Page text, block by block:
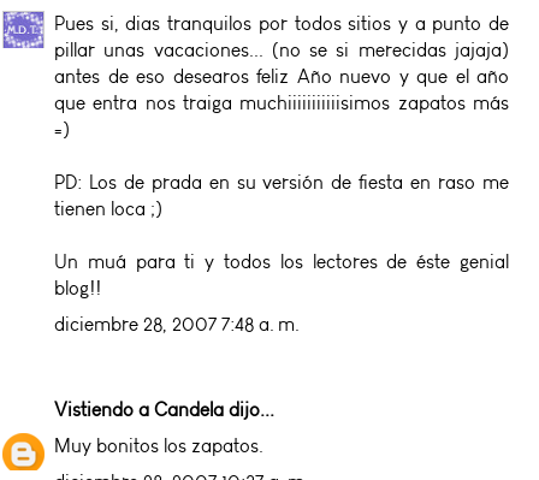
Pues si, dias tranquilos por todos sitios y a punto de
pillar unas vacaciones... (no se si merecidas jajaja)
antes de eso desearos feliz Año nuevo y que el año
que entra nos traiga muchiiiiiiiiiiisimos zapatos más
=)
PD: Los de prada en su versión de fiesta en raso me
tienen loca ;)
Un muá para ti y todos los lectores de éste genial
blog!!
diciembre 28, 2007 7:48 a. m.
Vistiendo a Candela dijo...
Muy bonitos los zapatos.